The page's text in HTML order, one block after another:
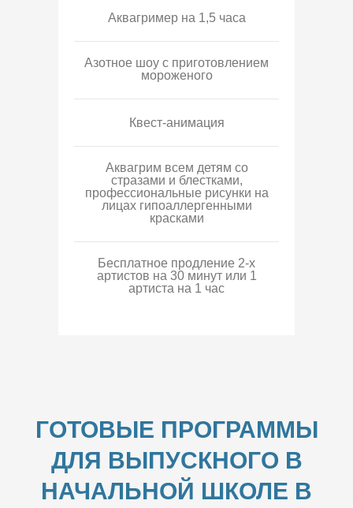
Аквагример на 1,5 часа
Азотное шоу с приготовлением
мороженого
Квест-анимация
Аквагрим всем детям со
стразами и блестками,
профессиональные рисунки на
лицах гипоаллергенными
красками
Бесплатное продление 2-х
артистов на 30 минут или 1
артиста на 1 час
ГОТОВЫЕ ПРОГРАММЫ
ДЛЯ ВЫПУСКНОГО В
НАЧАЛЬНОЙ ШКОЛЕ В